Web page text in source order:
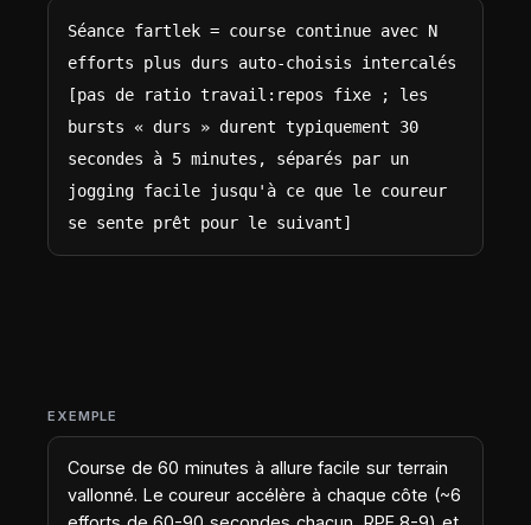
Séance fartlek = course continue avec N
efforts plus durs auto-choisis intercalés
[pas de ratio travail:repos fixe ; les
bursts « durs » durent typiquement 30
secondes à 5 minutes, séparés par un
jogging facile jusqu'à ce que le coureur
se sente prêt pour le suivant]
EXEMPLE
Course de 60 minutes à allure facile sur terrain
vallonné. Le coureur accélère à chaque côte (~6